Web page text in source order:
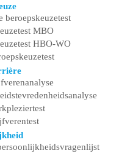
beroepskeuzetest
MBO
HBO-WO